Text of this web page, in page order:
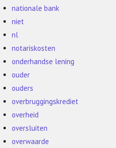
nationale bank
niet
nl
notariskosten
onderhandse lening
ouder
ouders
overbruggingskrediet
overheid
oversluiten
overwaarde